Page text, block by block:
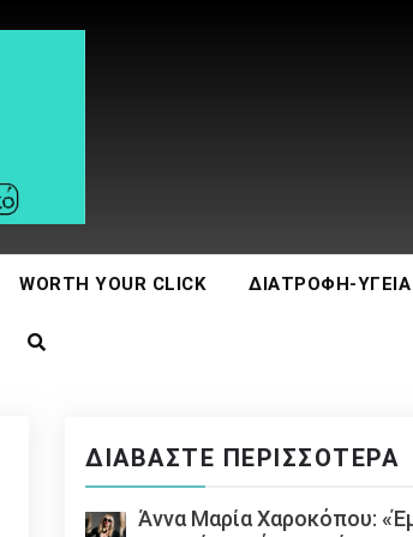
WORTH YOUR CLICK ΔΙΑΤΡΟΦΉ-ΥΓΕΊΑ
ΔΙΑΒΆΣΤΕ ΠΕΡΙΣΣΌΤΕΡΑ
Άννα Μαρία Χαροκόπου: